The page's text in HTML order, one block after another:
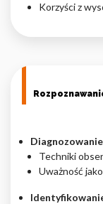
Korzyści z
Techniki
Uważność